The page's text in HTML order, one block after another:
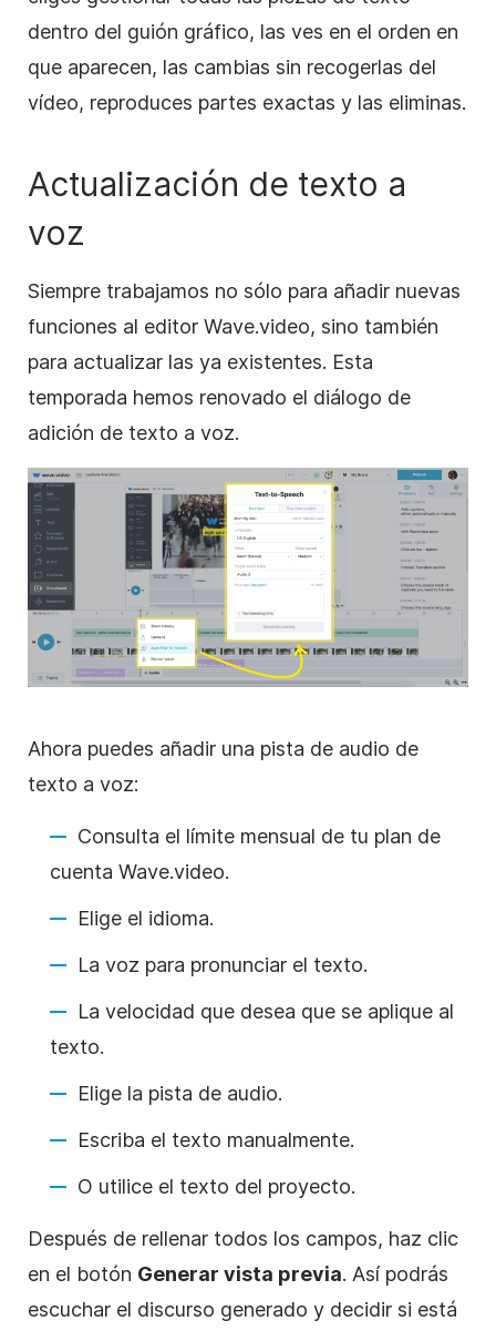
dentro del guión gráfico, las ves en el orden en
que aparecen, las cambias sin recogerlas del
vídeo, reproduces partes exactas y las eliminas.
Actualización de texto a
voz
Siempre trabajamos no sólo para añadir nuevas
funciones al editor Wave.video, sino también
para actualizar las ya existentes. Esta
temporada hemos renovado el diálogo de
adición de texto a voz.
Ahora puedes añadir una pista de audio de
texto a voz:
Consulta el límite mensual de tu plan de
cuenta Wave.video.
Elige el idioma.
La voz para pronunciar el texto.
La velocidad que desea que se aplique al
texto.
Elige la pista de audio.
Escriba el texto manualmente.
O utilice el texto del proyecto.
Después de rellenar todos los campos, haz clic
en el botón Generar vista previa. Así podrás
escuchar el discurso generado y decidir si está